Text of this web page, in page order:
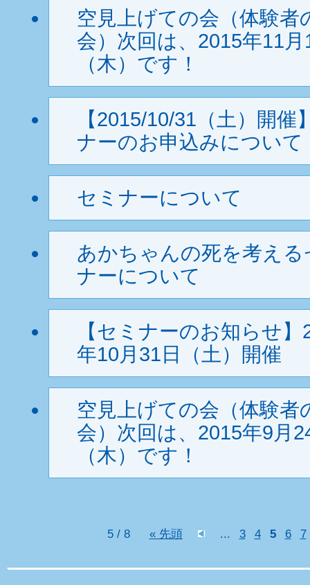
空見上げての会（体験者
会）次回は、2015年11月
（木）です！
【2015/10/31（土）開催
ナーのお申込みについて
セミナーについて
あかちゃんの死を考える
ナーについて
【セミナーのお知らせ】
年10月31日（土）開催
空見上げての会（体験者
会）次回は、2015年9月
（木）です！
5 / 8 « 先頭 ... 3 4 5 6 7